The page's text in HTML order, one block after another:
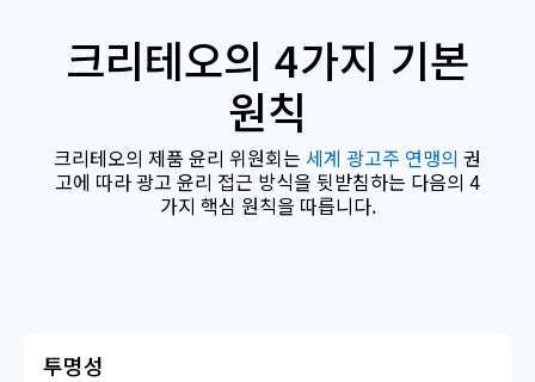
크리테오의 4가지 기본
원칙
크리테오의 제품 윤리 위원회는 세계 광고주 연맹의 권
고에 따라 광고 윤리 접근 방식을 뒷받침하는 다음의 4
가지 핵심 원칙을 따릅니다.
투명성